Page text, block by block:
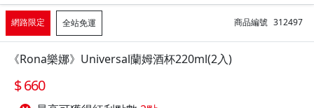
網路限定 全站免運 商品編號 312497
《Rona樂娜》Universal蘭姆酒杯220ml(2入)
660